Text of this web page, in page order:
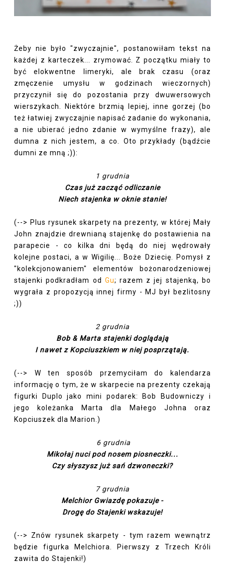
Żeby nie było "zwyczajnie", postanowiłam tekst na
każdej z karteczek... zrymować. Z początku miały to
być elokwentne limeryki, ale brak czasu (oraz
zmęczenie umysłu w godzinach wieczornych)
przyczynił się do pozostania przy dwuwersowych
wierszykach. Niektóre brzmią lepiej, inne gorzej (bo
też łatwiej zwyczajnie napisać zadanie do wykonania,
a nie ubierać jedno zdanie w wymyślne frazy), ale
dumna z nich jestem, a co. Oto przykłady (bądźcie
dumni ze mną ;)):
1 grudnia
Czas już zacząć odliczanie
Niech stajenka w oknie stanie!
(--> Plus rysunek skarpety na prezenty, w której Mały
John znajdzie drewnianą stajenkę do postawienia na
parapecie - co kilka dni będą do niej wędrowały
kolejne postaci, a w Wigilię... Boże Dziecię. Pomysł z
"kolekcjonowaniem" elementów bożonarodzeniowej
stajenki podkradłam od Gu; razem z jej stajenką, bo
wygrała z propozycją innej firmy - MJ był bezlitosny
;))
2 grudnia
Bob & Marta stajenki doglądają
I nawet z Kopciuszkiem w niej posprzątają.
(--> W ten sposób przemyciłam do kalendarza
informację o tym, że w skarpecie na prezenty czekają
figurki Duplo jako mini podarek: Bob Budowniczy i
jego koleżanka Marta dla Małego Johna oraz
Kopciuszek dla Marion.)
6 grudnia
Mikołaj nuci pod nosem piosneczki...
Czy słyszysz już sań dzwoneczki?
7 grudnia
Melchior Gwiazdę pokazuje -
Drogę do Stajenki wskazuje!
(--> Znów rysunek skarpety - tym razem wewnątrz
będzie figurka Melchiora. Pierwszy z Trzech Króli
zawita do Stajenki!)